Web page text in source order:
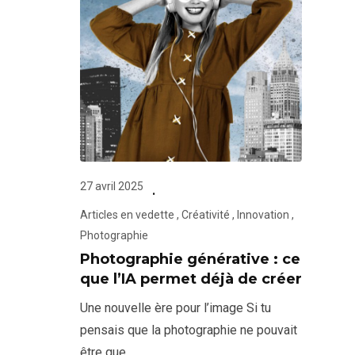
27 avril 2025
Articles en vedette , Créativité , Innovation ,
Photographie
Photographie générative : ce
que l’IA permet déjà de créer
Une nouvelle ère pour l’image Si tu
pensais que la photographie ne pouvait